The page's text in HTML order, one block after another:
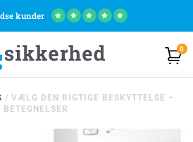
kunder ★ ★ ★ ★ ★
0
/ VÆLG DEN RIGTIGE BESKYTTELSE –